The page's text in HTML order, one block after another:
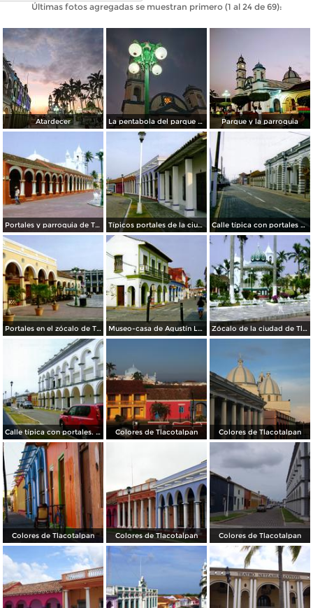
Últimas fotos agregadas se muestran primero (1 al 24 de 69):
Atardecer La pentabola del parque zaragoza tlacotalpan Veracruz Parque y la parroquia
Portales y parroquia de Tlacotalpan, Veracruz Típicos portales de la ciudad patrimonio de la humanidad UNESCO. Tlacotalpan, Veracruz Calle típica con portales en el centro de Tlacotalpan, Veracruz
Portales en el zócalo de Tlacotalpan, Veracruz Museo-casa de Agustín Lara. Tlacotalpan, Veracruz Zócalo de la ciudad de Tlacotalpan, Veracruz
Calle típica con portales. Tlacotalpan, Veracruz Colores de Tlacotalpan Colores de Tlacotalpan
Colores de Tlacotalpan Colores de Tlacotalpan Colores de Tlacotalpan